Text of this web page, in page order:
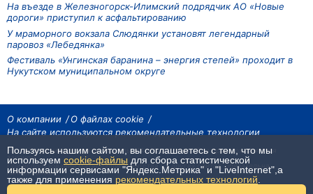
На въезде в Железногорск-Илимский подрядчик АО «Новые
дороги» приступил к асфальтированию
У мраморного вокзала Слюдянки установят легендарный
паровоз «Лебедянка»
Фестиваль «Унгинская баранина – энергия степей» проходит в
Нукутском муниципальном округе
О компании
О файлах cookie
На сайте используются рекомендательные технологии
На сайте размещаются материалы ИА «Наш Север». Все права охраняются
законом.
При использовании материалов агентства на других сайтах, обязательна
гиперссылка.
Пользуясь нашим сайтом, вы соглашаетесь с тем, что мы
используем cookie-файлы для сбора статистической
информации сервисами "Яндекс.Метрика" и "LiveInternet",а
также для применения рекомендательных технологий